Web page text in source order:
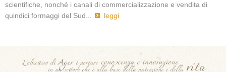
scientifiche, nonché i canali di commercializzazione e vendita di
quindici formaggi del Sud...
leggi